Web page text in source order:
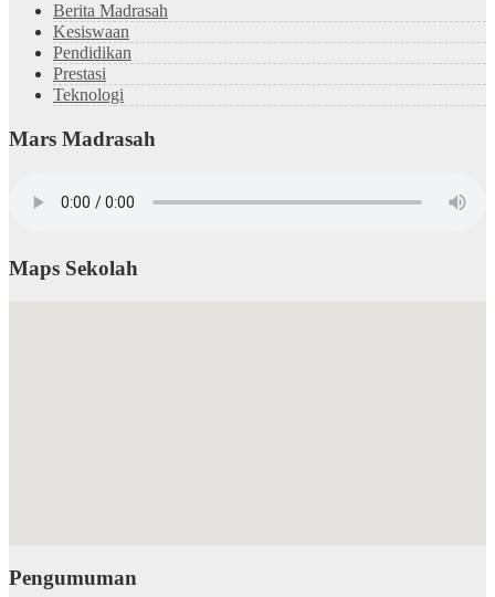
Berita Madrasah
Kesiswaan
Pendidikan
Prestasi
Teknologi
Mars Madrasah
Maps Sekolah
Pengumuman